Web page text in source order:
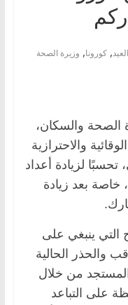
العيد, كورونا, وزيرة الصحة
الصحة والسكان،
والاحترازية
تحسبًا لزيادة أعداد
خاصة بعد زيادة
التي ينبغي على
والحذر الحالية
من خلال
على التباعد